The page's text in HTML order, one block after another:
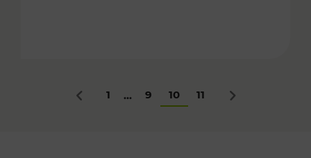
Zurück
1 ... 9 10 11 Nächstes